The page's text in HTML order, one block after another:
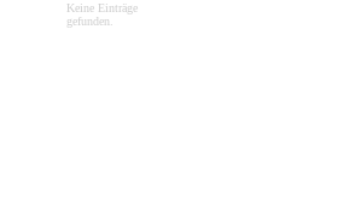
Keine Einträge
gefunden.